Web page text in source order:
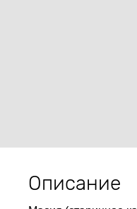
Описание